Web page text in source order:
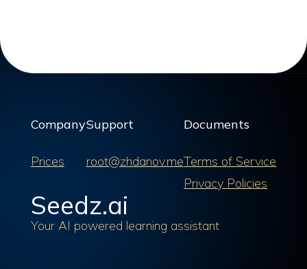
Company
Prices
Support
root@zhdanov.me
Documents
Terms of Service
Privacy Policies
Seedz.ai
Your AI powered learning assistant